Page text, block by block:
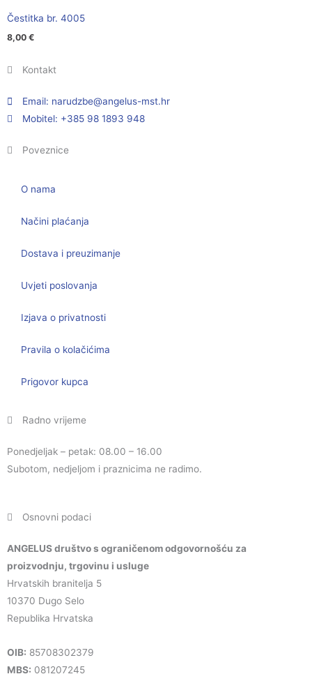
Čestitka br. 4005
8,00 €
Kontakt
Email: rh.tsm-sulegna
@ebzduran
Mobitel: +385 98 1893 948
Poveznice
O nama
Načini plaćanja
Dostava i preuzimanje
Uvjeti poslovanja
Izjava o privatnosti
Pravila o kolačićima
Prigovor kupca
Radno vrijeme
Ponedjeljak – petak: 08.00 – 16.00
Subotom, nedjeljom i praznicima ne radimo.
Osnovni podaci
ANGELUS društvo s ograničenom odgovornošću za
proizvodnju, trgovinu i usluge
Hrvatskih branitelja 5
10370 Dugo Selo
Republika Hrvatska
OIB: 85708302379
MBS: 081207245